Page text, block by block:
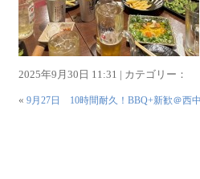
2025年9月30日 11:31 | カテゴリー：
« 9月27日 10時間耐久！BBQ+新歓＠西